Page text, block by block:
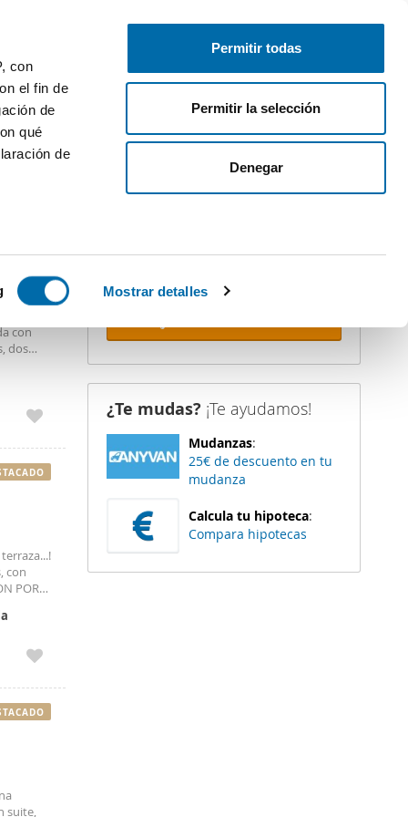
con
el fin de
de
qué
de
(huellas
momento
funciones
del
del uso
Mostrar detalles
Permitir todas
Permitir la selección
Denegar
Publica gratis Inicia sesión
con
dos
con
POR
suite,
No dejes que te adelanten. Recibe en
¿Te mudas? ¡Te ayudamos!
Mudanzas:
25€ de descuento en tu
mudanza
Calcula tu hipoteca:
Compara hipotecas